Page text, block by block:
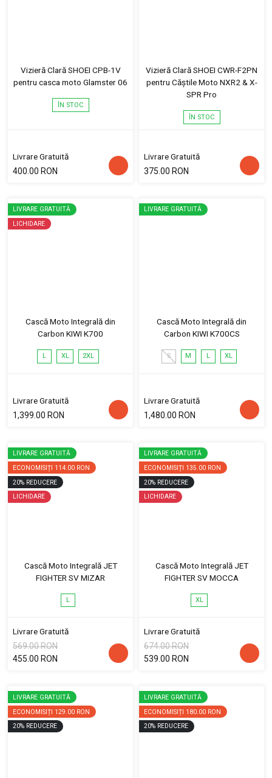
Vizieră Clară SHOEI CPB-1V
pentru casca moto Glamster 06
ÎN STOC
Livrare Gratuită
400.00 RON
Vizieră Clară SHOEI CWR-F2PN
pentru Căștile Moto NXR2 & X-
SPR Pro
ÎN STOC
Livrare Gratuită
375.00 RON
LIVRARE GRATUITĂ
LICHIDARE
Cască Moto Integrală din
Carbon KIWI K700
L XL 2XL
Livrare Gratuită
1,399.00 RON
LIVRARE GRATUITĂ
Cască Moto Integrală din
Carbon KIWI K700CS
S M L XL
Livrare Gratuită
1,480.00 RON
LIVRARE GRATUITĂ
ECONOMISIȚI 114.00 RON
20% REDUCERE
LICHIDARE
Cască Moto Integrală JET
FIGHTER SV MIZAR
L
Livrare Gratuită
569.00 RON
455.00 RON
LIVRARE GRATUITĂ
ECONOMISIȚI 135.00 RON
20% REDUCERE
LICHIDARE
Cască Moto Integrală JET
FIGHTER SV MOCCA
XL
Livrare Gratuită
674.00 RON
539.00 RON
LIVRARE GRATUITĂ
ECONOMISIȚI 129.00 RON
20% REDUCERE
LIVRARE GRATUITĂ
ECONOMISIȚI 180.00 RON
20% REDUCERE